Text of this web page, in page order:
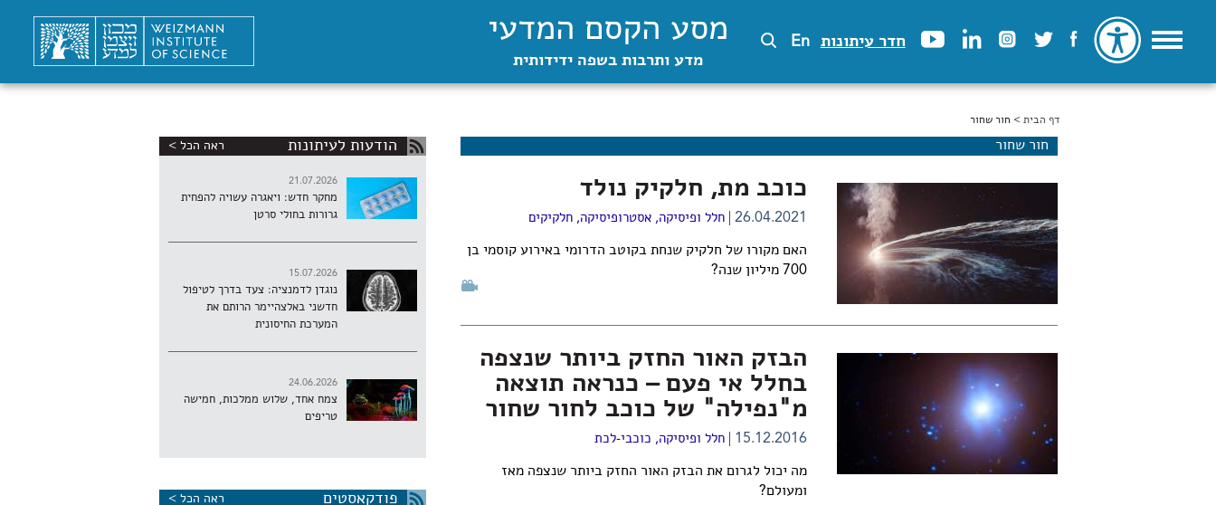
חדר עיתונות En מסע הקסם המדעי
מדע ותרבות בשפה ידידותית
הינך נמצא כאן
דף הבית > חור שחור
חור שחור
כוכב מת, חלקיק נולד
26.04.2021 חלל ופיסיקה,אסטרופיסיקה,חלקיקים
האם מקורו של חלקיק שנחת בקוטב הדרומי באירוע קוסמי בן
700 מיליון שנה?
הבזק האור החזק ביותר שנצפה
בחלל אי פעם – כנראה תוצאה
מ"נפילה" של כוכב לחור שחור
15.12.2016 חלל ופיסיקה, כוכבי-לכת
מה יכול לגרום את הבזק האור החזק ביותר שנצפה מאז
ומעולם?
הודעות לעיתונות ראה הכל >
21.07.2026
מחקר חדש: ויאגרה עשויה להפחית
גרורות בחולי סרטן
15.07.2026
נוגדן לדמנציה: צעד בדרך לטיפול
חדשני באלצהיימר הרותם את
המערכת החיסונית
24.06.2026
צמח אחד, שלוש ממלכות, חמישה
טריפים
פודקאסטים ראה הכל >